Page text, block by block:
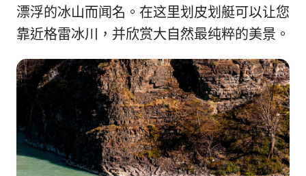
漂浮的冰山而闻名。在这里划皮划艇可以让您
靠近格雷冰川，并欣赏大自然最纯粹的美景。